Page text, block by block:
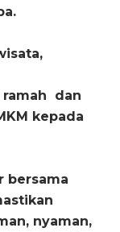
ramah dan
kepada
bersama
nyaman,